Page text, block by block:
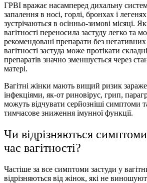
ГРВІ вражає насамперед дихальну
запалення в носі, горлі, бронхах і
зустрічаються в осінньо-зимові місяці.
вагітності переносила застуду легко та
рекомендовані препарати без негативних
вагітності застуда може протікати
препаратів значно зменшується через
матері.
Вагітні жінки мають вищий ризик
інфекціями, як-от риновірус, грип,
можуть відчувати серйозніші симптоми
тимчасове зниження імунної функції.
Чи відрізняються симптоми
час вагітності?
Частіше за все симптоми застуди у
відрізняються від жінок, які не